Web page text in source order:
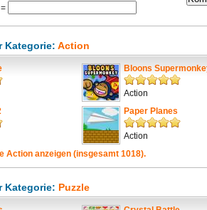
Kategorie: Action
Bloons
Action
Paper Planes
Action
Action anzeigen (insgesamt 1018).
Kategorie: Puzzle